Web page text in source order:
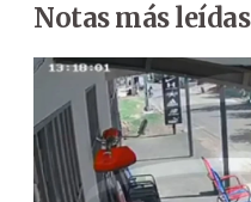
Notas más leídas